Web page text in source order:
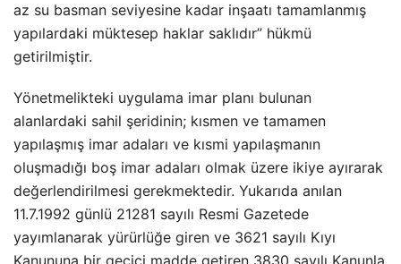
az su basman seviyesine kadar inşaatı tamamlanmış
yapılardaki müktesep haklar saklıdır” hükmü
getirilmiştir.
Yönetmelikteki uygulama imar planı bulunan
alanlardaki sahil şeridinin; kısmen ve tamamen
yapılaşmış imar adaları ve kısmi yapılaşmanın
oluşmadığı boş imar adaları olmak üzere ikiye ayırarak
değerlendirilmesi gerekmektedir. Yukarıda anılan
11.7.1992 günlü 21281 sayılı Resmi Gazetede
yayımlanarak yürürlüğe giren ve 3621 sayılı Kıyı
Kanununa bir geçici madde getiren 3830 sayılı Kanunla